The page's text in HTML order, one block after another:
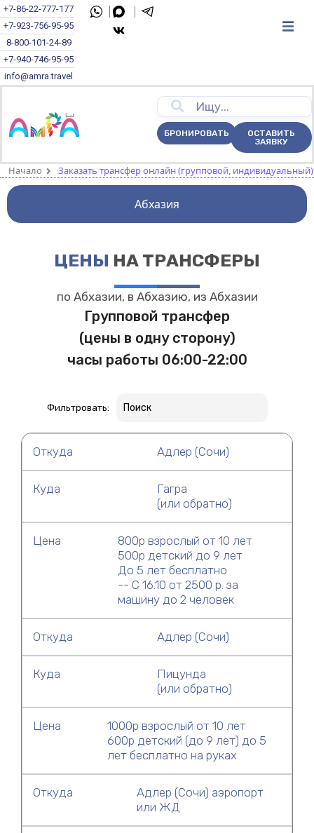
+7-86-22-777-177
+7-923-756-95-95
8-800-101-24-89
+7-940-746-95-95
info@amra.travel
БРОНИРОВАТЬ
ОСТАВИТЬ
ЗАЯВКУ
Начало Заказать трансфер онлайн (групповой, индивидуальный)
Абхазия
ЦЕНЫ НА ТРАНСФЕРЫ
по Абхазии, в Абхазию, из Абхазии
Групповой трансфер
(цены в одну сторону)
часы работы 06:00-22:00
Фильтровать:
Откуда Адлер (Сочи)
Куда
Гагра
(или обратно)
Цена
800р взрослый от 10 лет
500р детский до 9 лет
До 5 лет бесплатно
-- С 16.10 от 2500 р. за
машину до 2 человек
Откуда Адлер (Сочи)
Куда
Пицунда
(или обратно)
Цена
1000р взрослый от 10 лет
600р детский (до 9 лет) до 5
лет бесплатно на руках
Откуда
Адлер (Сочи) аэропорт
или ЖД